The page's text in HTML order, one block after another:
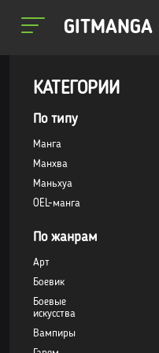
GITMANGA
КАТЕГОРИИ
По типу
Манга
Манхва
Маньхуа
OEL-манга
По жанрам
Арт
Боевик
Боевые
искусства
Вампиры